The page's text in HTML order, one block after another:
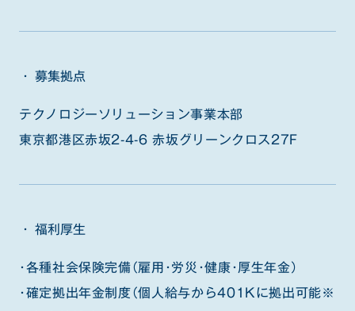
募集拠点
テクノロジーソリューション事業本部
東京都港区赤坂2-4-6 赤坂グリーンクロス27F
福利厚生
・各種社会保険完備（雇用・労災・健康・厚生年金）
・確定拠出年金制度（個人給与から401Kに拠出可能※